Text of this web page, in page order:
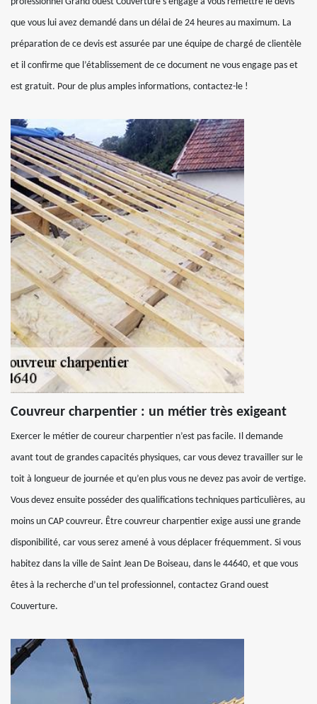
que vous lui avez demandé dans un délai de 24 heures au maximum. La
préparation de ce devis est assurée par une équipe de chargé de clientèle
et il confirme que l’établissement de ce document ne vous engage pas et
est gratuit. Pour de plus amples informations, contactez-le !
Couvreur charpentier : un métier très exigeant
Exercer le métier de coureur charpentier n’est pas facile. Il demande
avant tout de grandes capacités physiques, car vous devez travailler sur le
toit à longueur de journée et qu’en plus vous ne devez pas avoir de vertige.
Vous devez ensuite posséder des qualifications techniques particulières, au
moins un CAP couvreur. Être couvreur charpentier exige aussi une grande
disponibilité, car vous serez amené à vous déplacer fréquemment. Si vous
habitez dans la ville de Saint Jean De Boiseau, dans le 44640, et que vous
êtes à la recherche d’un tel professionnel, contactez Grand ouest
Couverture.